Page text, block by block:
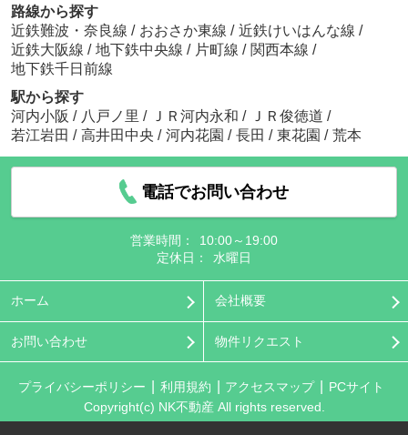
路線から探す
近鉄難波・奈良線 / おおさか東線 / 近鉄けいはんな線 /
近鉄大阪線 / 地下鉄中央線 / 片町線 / 関西本線 /
地下鉄千日前線
駅から探す
河内小阪 / 八戸ノ里 / ＪＲ河内永和 / ＪＲ俊徳道 /
若江岩田 / 高井田中央 / 河内花園 / 長田 / 東花園 / 荒本
電話でお問い合わせ
営業時間：
10:00～19:00
定休日：
水曜日
ホーム 会社概要
お問い合わせ 物件リクエスト
プライバシーポリシー 利用規約 アクセスマップ
PCサイト
Copyright(c) NK不動産 All rights reserved.